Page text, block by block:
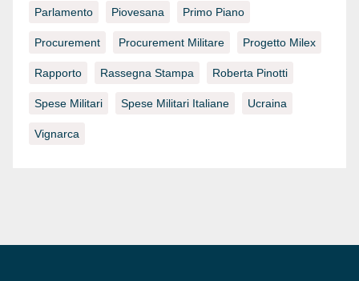
Parlamento Piovesana Primo Piano
Procurement Procurement Militare Progetto Milex
Rapporto Rassegna Stampa Roberta Pinotti
Spese Militari Spese Militari Italiane Ucraina
Vignarca